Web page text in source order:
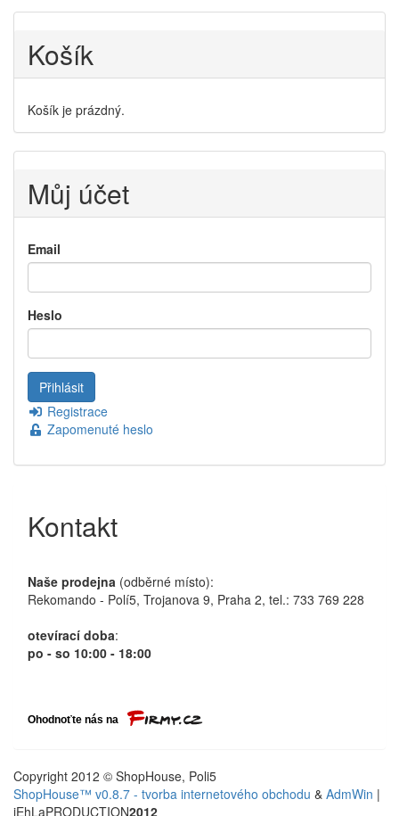
Košík
Košík je prázdný.
Můj účet
Email
Heslo
Registrace
Zapomenuté heslo
Kontakt
Naše prodejna (odběrné místo):
Rekomando - Polí5, Trojanova 9, Praha 2, tel.: 733 769 228
otevírací doba:
po - so 10:00 - 18:00
Copyright 2012 © ShopHouse, Poli5
ShopHouse™ v0.8.7 - tvorba internetového obchodu & AdmWin |
jEhLaPRODUCTION2012